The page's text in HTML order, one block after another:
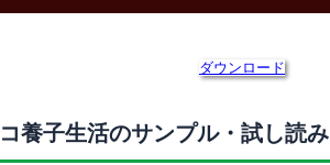
ダウンロード
養子生活のサンプル・試し読み